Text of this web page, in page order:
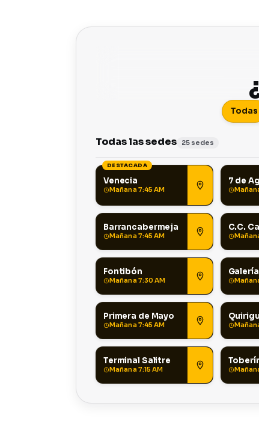
Todas
Todas las sedes 25 sedes
DESTACADA
Venecia
Mañana 7:45 AM
7 de
Barrancabermeja
Mañana 7:45 AM
C.C.
Fontibón
Mañana 7:30 AM
Primera de Mayo
Mañana 7:45 AM
Terminal Salitre
Mañana 7:15 AM